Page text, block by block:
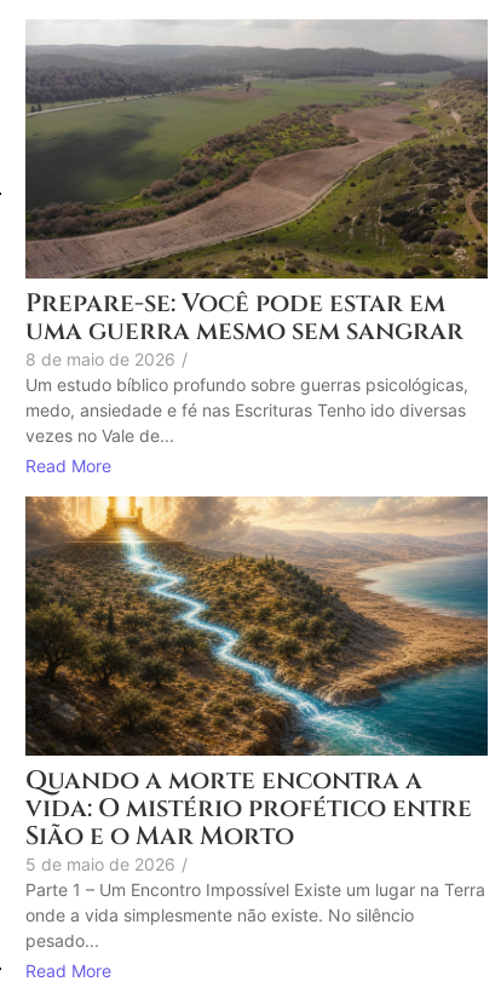
Prepare-se: Você pode estar em
uma guerra mesmo sem sangrar
8 de maio de 2026 /
Um estudo bíblico profundo sobre guerras psicológicas,
medo, ansiedade e fé nas Escrituras Tenho ido diversas
vezes no Vale de...
Read More
Quando a morte encontra a
vida: O mistério profético entre
Sião e o Mar Morto
5 de maio de 2026 /
Parte 1 – Um Encontro Impossível Existe um lugar na Terra
onde a vida simplesmente não existe. No silêncio
pesado...
Read More